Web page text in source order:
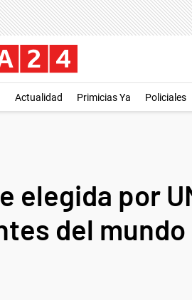
Actualidad Primicias Ya Policiales
elegida por
del mundo